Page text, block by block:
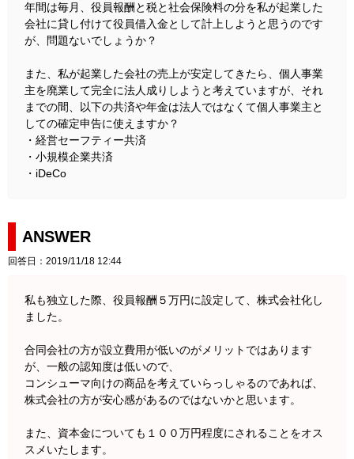
年間は毎月、役員報酬と税と社会保険料の分を私が起業した
会社に貸し付けて役員借入金として計上しようと思うのです
が、問題ないでしょうか？
また、私が起業した会社の売上が安定してきたら、個人事業
主を廃業して完全に法人成りしようと考えていますが、それ
までの間、以下の共済や年金は法人ではなくて個人事業主と
しての確定申告に使えますか？
・経営セーフティー共済
・小規模企業共済
・iDeCo
ANSWER
回答日：2019/11/18 12:44
私も独立した際、役員報酬５万円に設定して、株式会社化し
ました。
合同会社の方が設立費用が低いのがメリットではあります
が、一般の認知度は低いので、
コンシューマ向けの商品を考えていらっしゃるのであれば、
株式会社の方が安心感があるのではないかと思います。
また、資本金についても１００万円程度にされることをオス
スメいたします。